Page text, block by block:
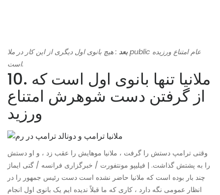
بعد : هیچ بانوی اول دیگری از این کار در ملا public عام امتناع ورزیده
است.
10. ملانیا تنها بانوی اول است که
از گرفتن دست شوهرش امتناع
ورزید
وقتی ترامپ دستش را گرفت ، ملانیا موهایش را عقب زد ، و او دستش
را به پشتش گذاشت. | فیلیپو مونتفورت / خبرگزاری فرانسه / گتی ایماژ
چند بار بوده است که ملانیا حاضر نشده است دست رئیس جمهور را در
انظار عمومی نگه دارد ، کاری که ما قبلاً ندیده ایم یک بانوی اول انجام